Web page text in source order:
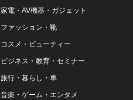
家電・AV機器・ガジェット
ファッション・靴
コスメ・ビューティー
ビジネス・教育・セミナー
旅行・暮らし・車
音楽・ゲーム・エンタメ